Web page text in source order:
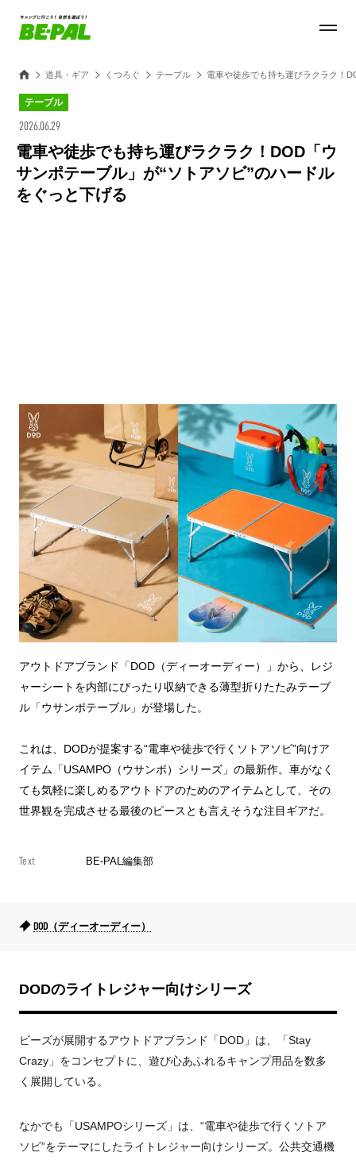
道具・ギア くつろぐ テーブル 電車や徒歩でも持ち運びラクラク！
テーブル
2026.06.29
電車や徒歩でも持ち運びラクラク！DOD「ウ
サンポテーブル」が“ソトアソビ”のハードル
をぐっと下げる
アウトドアブランド「DOD（ディーオーディー）」から、レジ
ャーシートを内部にぴったり収納できる薄型折りたたみテーブ
ル「ウサンポテーブル」が登場した。
これは、DODが提案する“電車や徒歩で行くソトアソビ”向けア
イテム「USAMPO（ウサンポ）シリーズ」の最新作。車がなく
ても気軽に楽しめるアウトドアのためのアイテムとして、その
世界観を完成させる最後のピースとも言えそうな注目ギアだ。
Text BE-PAL編集部
DOD（ディーオーディー）
DODのライトレジャー向けシリーズ
ビーズが展開するアウトドアブランド「DOD」は、「Stay
Crazy」をコンセプトに、遊び心あふれるキャンプ用品を数多
く展開している。
なかでも「USAMPOシリーズ」は、“電車や徒歩で行くソトア
ソビ”をテーマにしたライトレジャー向けシリーズ。公共交通機